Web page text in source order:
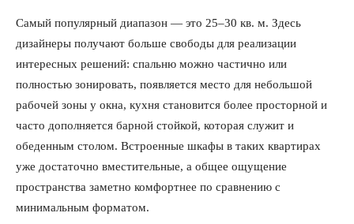
Самый популярный диапазон — это 25–30 кв. м. Здесь
дизайнеры получают больше свободы для реализации
интересных решений: спальню можно частично или
полностью зонировать, появляется место для небольшой
рабочей зоны у окна, кухня становится более просторной и
часто дополняется барной стойкой, которая служит и
обеденным столом. Встроенные шкафы в таких квартирах
уже достаточно вместительные, а общее ощущение
пространства заметно комфортнее по сравнению с
минимальным форматом.